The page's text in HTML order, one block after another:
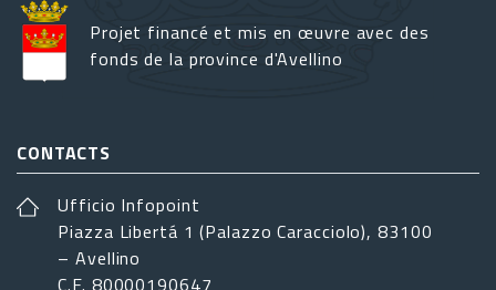
Projet financé et mis en œuvre avec des
fonds de la province d'Avellino
CONTACTS
Ufficio Infopoint
Piazza Libertá 1 (Palazzo Caracciolo), 83100
– Avellino
C.F. 80000190647